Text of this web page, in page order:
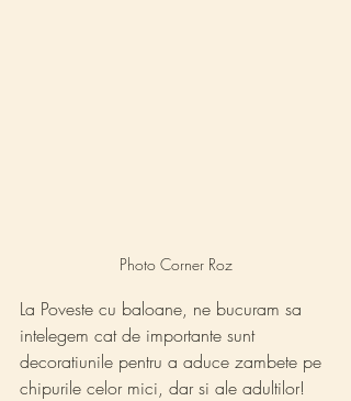
Photo Corner Roz
La Poveste cu baloane, ne bucuram sa
intelegem cat de importante sunt
decoratiunile pentru a aduce zambete pe
chipurile celor mici, dar si ale adultilor!